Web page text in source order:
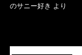
のサニー好き より